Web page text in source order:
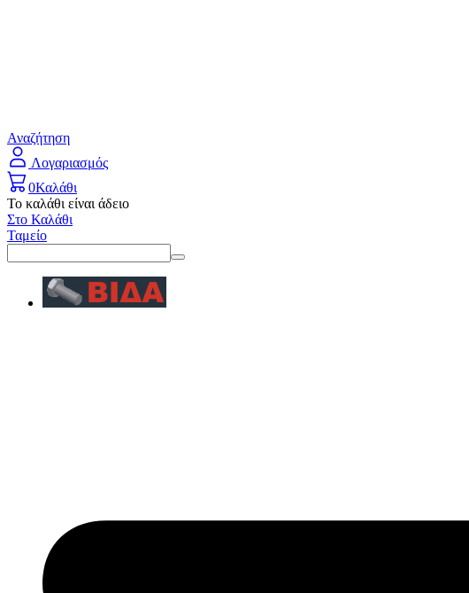
Αναζήτηση
Λογαριασμός
0Καλάθι
Το καλάθι είναι άδειο
Στο Καλάθι
Ταμείο